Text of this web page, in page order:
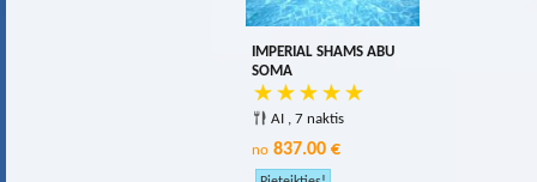
IMPERIAL SHAMS ABU
SOMA
AI , 7 naktis
no 837.00 €